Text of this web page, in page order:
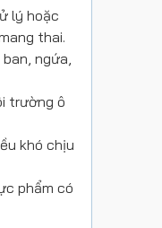
lý hoặc
thai.
ngứa,
trường ô
khó chịu
phẩm có